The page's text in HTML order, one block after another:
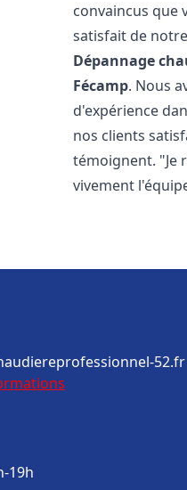
convaincus que
satisfait de
Dépannage
Fécamp. Nous
d'expérience
nos clients
témoignent. "Je
vivement
52.fr
19h